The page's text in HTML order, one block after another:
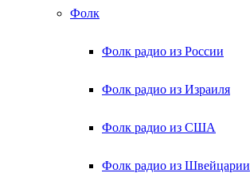
Фолк
Фолк радио из России
Фолк радио из Израиля
Фолк радио из США
Фолк радио из Швейцарии